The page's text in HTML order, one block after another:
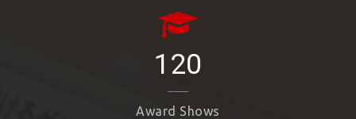
120
Award Shows